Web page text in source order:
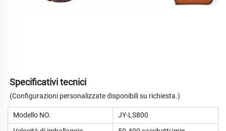
Specificativi tecnici
(Configurazioni personalizzate disponibili su richiesta.)
Modello NO.
JY-LS800